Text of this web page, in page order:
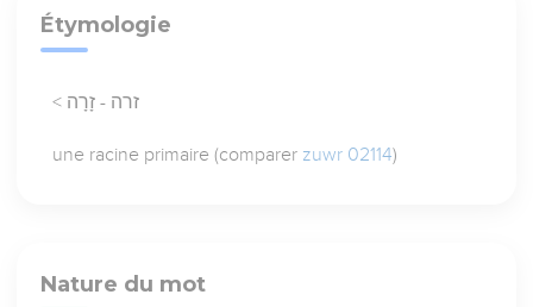
Étymologie
< זרה - זָרָה
une racine primaire (comparer zuwr 02114)
Nature du mot